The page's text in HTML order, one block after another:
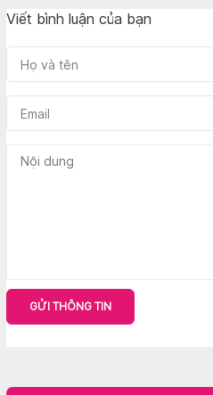
Viết bình luận của bạn
GỬI THÔNG TIN